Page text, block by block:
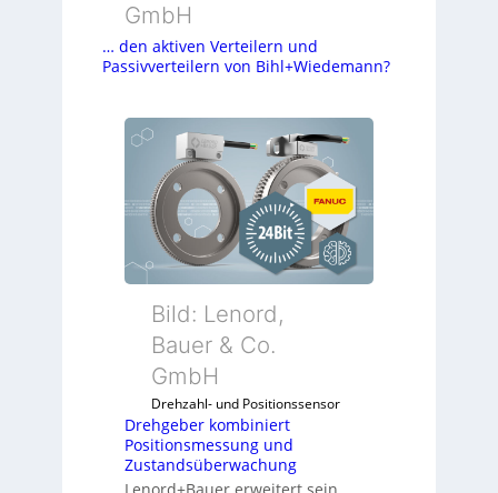
GmbH
… den aktiven Verteilern und
Passivverteilern von Bihl+Wiedemann?
Bild: Lenord,
Bauer & Co.
GmbH
Drehzahl- und Positionssensor
Drehgeber kombiniert
Positionsmessung und
Zustandsüberwachung